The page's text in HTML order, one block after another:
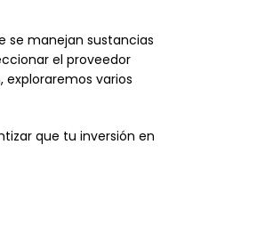
se manejan sustancias
el proveedor
varios
que tu inversión en